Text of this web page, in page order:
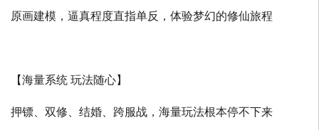
原画建模，逼真程度直指单反，体验梦幻的修仙旅程
【海量系统 玩法随心】
押镖、双修、结婚、跨服战，海量玩法根本停不下来